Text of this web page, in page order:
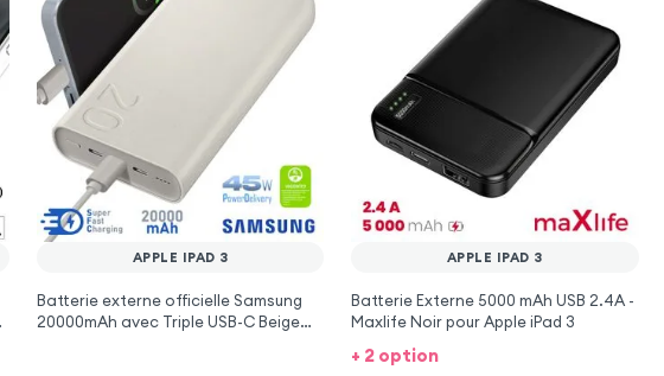
APPLE IPAD 3
Batterie externe officielle Samsung
20000mAh avec Triple USB-C Beige
APPLE IPAD 3
Batterie Externe 5000 mAh USB 2.4A -
Maxlife Noir pour Apple iPad 3
+ 2 option